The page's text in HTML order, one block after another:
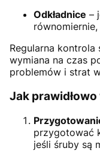
Odkładnice –
Regularna
wymiana na czas
problemów i strat
Jak
przygotować
jeśli śruby są